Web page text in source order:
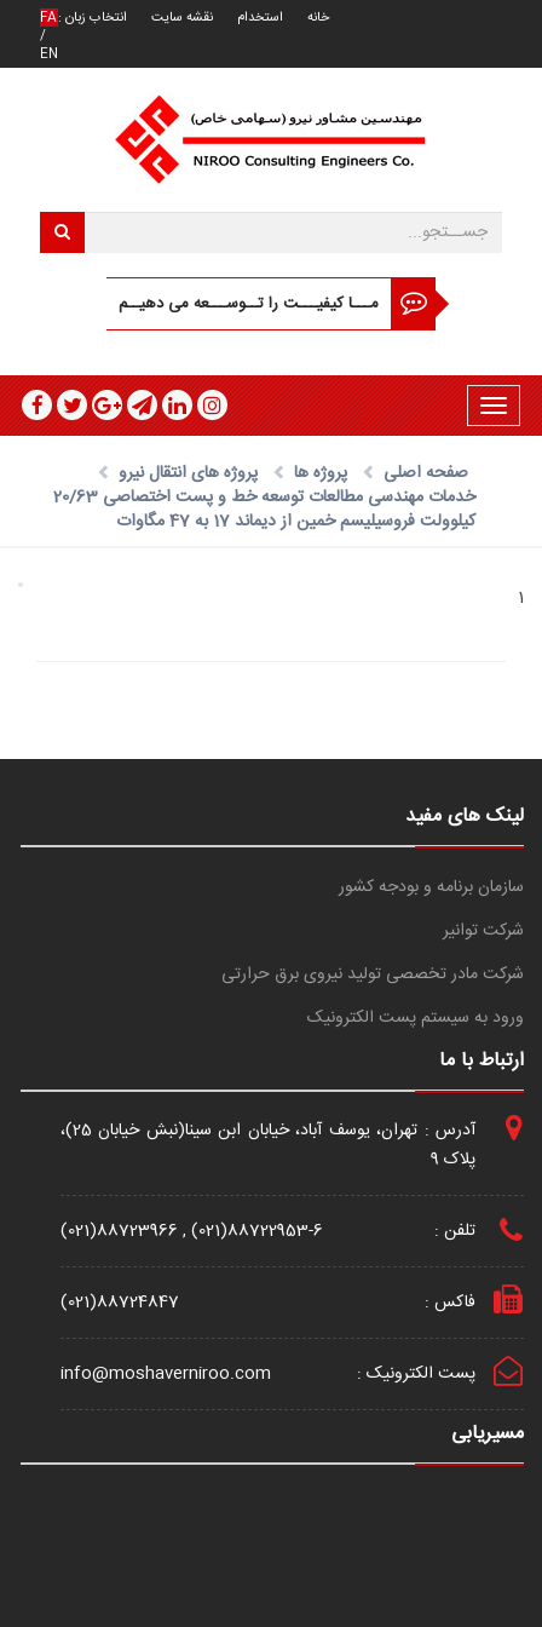
انتخاب زبان :FA
/
EN
نقشه سایت استخدام خانه
مـــا کیفیـــت را تــوســـعه می دهیــم
Toggle
navigation
صفحه اصلی
پروژه ها
پروژه های انتقال نیرو
خدمات مهندسی مطالعات توسعه خط و پست اختصاصی 20/63
کیلوولت فروسیلیسم خمین از دیماند 17 به 47 مگاوات
1
لینک های مفید
سازمان برنامه و بودجه کشور
شرکت توانیر
شرکت مادر تخصصی تولید نیروی برق حرارتی
ورود به سیستم پست الکترونیک
ارتباط با ما
آدرس : تهران، یوسف آباد، خیابان ابن سینا(نبش خیابان 25)،
پلاک 9
تلفن : (021)88723966 , (021)88722953-6
فاکس : (021)88724847
پست الکترونیک : info@moshaverniroo.com
مسیریابی